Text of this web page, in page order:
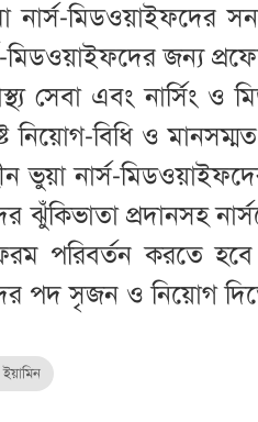
নার্স-
মিডওয়াইফদের জন্য
সেবা এবং নার্সিং ও
নিয়োগ-বিধি ও
ভুয়া নার্স-
ঝুঁকিভাতা প্রদানসহ
পরিবর্তন করতে
পদ সৃজন ও নিয়োগ